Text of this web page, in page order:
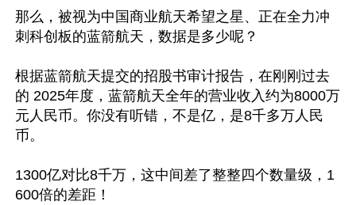
那么，被视为中国商业航天希望之星、正在全力冲
刺科创板的蓝箭航天，数据是多少呢？
根据蓝箭航天提交的招股书审计报告，在刚刚过去
的 2025年度，蓝箭航天全年的营业收入约为8000万
元人民币。你没有听错，不是亿，是8千多万人民
币。
1300亿对比8千万，这中间差了整整四个数量级，1
600倍的差距！